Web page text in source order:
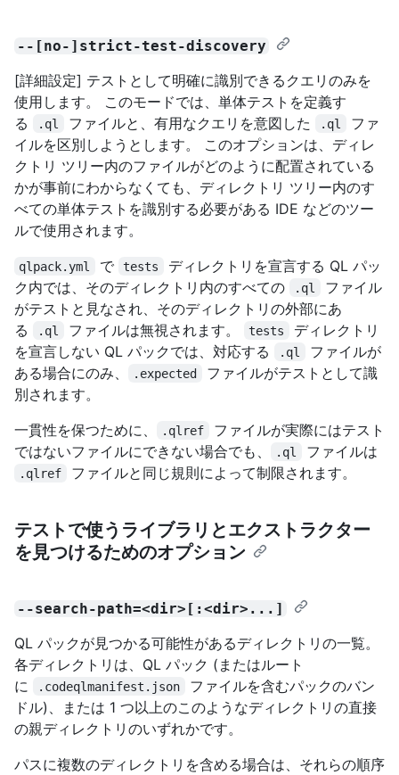
--[no-]strict-test-discovery
[詳細設定] テストとして明確に識別できるクエリのみを
使用します。 このモードでは、単体テストを定義す
る
.ql ファイルと、有用なクエリを意図した .ql
ファ
イルを区別しようとします。 このオプションは、ディレ
クトリ ツリー内のファイルがどのように配置されている
かが事前にわからなくても、ディレクトリ ツリー内のす
べての単体テストを識別する必要がある IDE などのツー
ルで使用されます。
qlpack.yml で tests
ディレクトリを宣言する QL パッ
ク内では、そのディレクトリ内のすべての
.ql
ファイル
がテストと見なされ、そのディレクトリの外部にあ
る
.ql ファイルは無視されます。 tests
ディレクトリ
を宣言しない QL パックでは、対応する
.ql
ファイルが
ある場合にのみ、
.expected
ファイルがテストとして識
別されます。
一貫性を保つために、
.qlref
ファイルが実際にはテスト
ではないファイルにできない場合でも、
.ql ファイルは
.qlref ファイルと同じ規則によって制限されます。
テストで使うライブラリとエクストラクター
を見つけるためのオプション
--search-path=<dir>[:<dir>...]
QL パックが見つかる可能性があるディレクトリの一覧。
各ディレクトリは、QL パック (またはルート
に
.codeqlmanifest.json
ファイルを含むパックのバン
ドル)、または 1 つ以上のこのようなディレクトリの直接
の親ディレクトリのいずれかです。
パスに複数のディレクトリを含める場合は、それらの順序